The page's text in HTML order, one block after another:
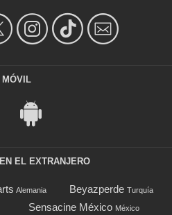
MÓVIL
EL EXTRANJERO
Alemania Beyazperde Turquía
Sensacine México México